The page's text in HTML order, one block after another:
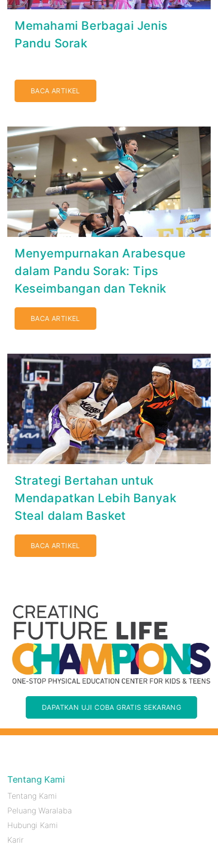
Memahami Berbagai Jenis
Pandu Sorak
BACA ARTIKEL
Menyempurnakan Arabesque
dalam Pandu Sorak: Tips
Keseimbangan dan Teknik
BACA ARTIKEL
Strategi Bertahan untuk
Mendapatkan Lebih Banyak
Steal dalam Basket
BACA ARTIKEL
DAPATKAN UJI COBA GRATIS SEKARANG
Tentang Kami
Tentang Kami
Peluang Waralaba
Hubungi Kami
Karir